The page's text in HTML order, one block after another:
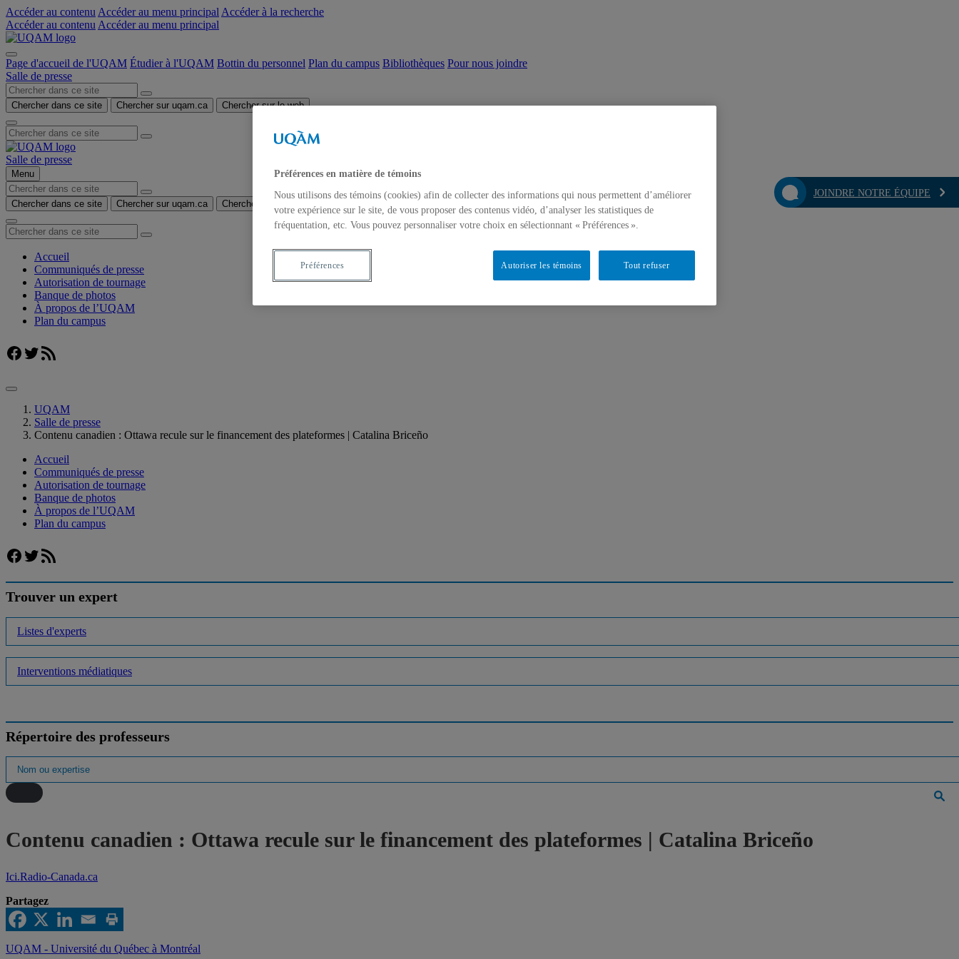
Accéder au contenu Accéder au menu principal Accéder à la recherche
Accéder au contenu Accéder au menu principal
Page d'accueil de l'UQAM Étudier à l'UQAM Bottin du personnel Plan du campus Bibliothèques Pour nous joindre
Salle de presse
Chercher dans ce site Chercher sur uqam.ca Chercher sur le web
Salle de presse
Menu
Chercher dans ce site Chercher sur uqam.ca Chercher sur le web
Accueil
Communiqués de presse
Autorisation de tournage
Banque de photos
À propos de l’UQAM
Plan du campus
Facebook
Twitter
Flux RSS
UQAM
Salle de presse
Contenu canadien : Ottawa recule sur le financement des plateformes | Catalina Briceño
Accueil
Communiqués de presse
Autorisation de tournage
Banque de photos
À propos de l’UQAM
Plan du campus
Facebook
Twitter
Flux RSS
Trouver un expert
Listes d'experts
Interventions médiatiques
Répertoire des professeurs
Contenu canadien : Ottawa recule sur le financement des plateformes | Catalina Briceño
Ici.Radio-Canada.ca
Partagez
JOINDRE NOTRE ÉQUIPE
UQAM - Université du Québec à Montréal
Préférences en matière de témoins
Nous utilisons des témoins (cookies) afin de collecter des informations qui nous permettent d’améliorer
votre expérience sur le site, de vous proposer des contenus vidéo, d’analyser les statistiques de
fréquentation, etc. Vous pouvez personnaliser votre choix en sélectionnant « Préférences ».
Tout refuser
Autoriser les témoins
Préférences